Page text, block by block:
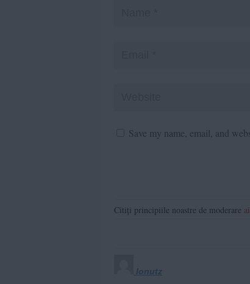
Save my name, email, and
Citiți principiile noastre de moderare
Ionutz